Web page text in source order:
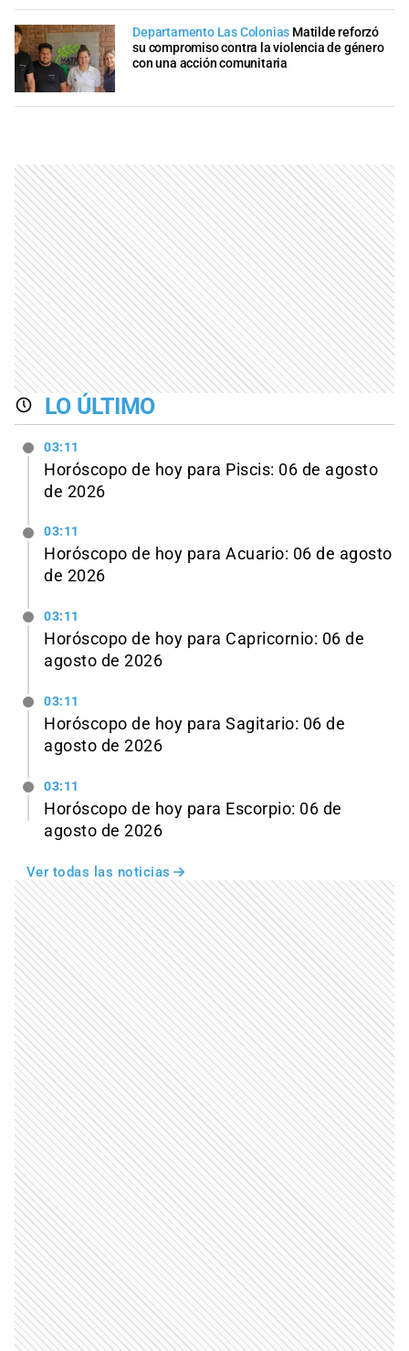
Departamento Las Colonias Matilde reforzó
su compromiso contra la violencia de género
con una acción comunitaria
LO ÚLTIMO
03:11
Horóscopo de hoy para Piscis: 06 de agosto
de 2026
03:11
Horóscopo de hoy para Acuario: 06 de agosto
de 2026
03:11
Horóscopo de hoy para Capricornio: 06 de
agosto de 2026
03:11
Horóscopo de hoy para Sagitario: 06 de
agosto de 2026
03:11
Horóscopo de hoy para Escorpio: 06 de
agosto de 2026
Ver todas las noticias